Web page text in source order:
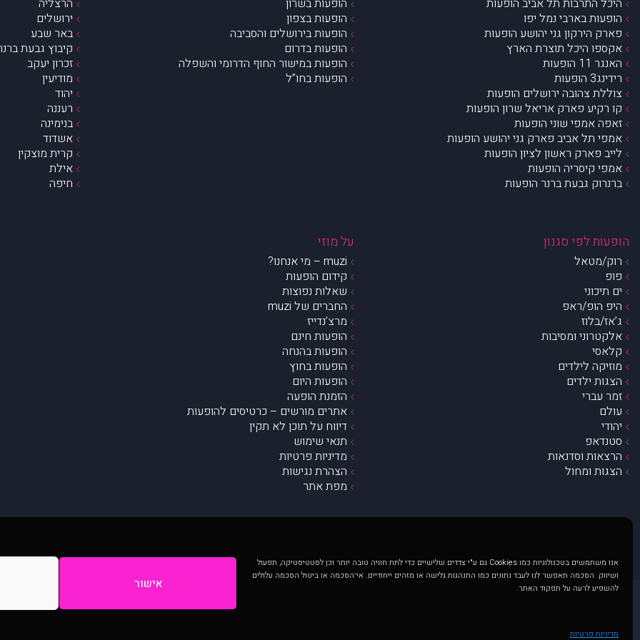
אנו משתמשים בטכנולוגיות כמו Cookies גם ע"י צדדים שלישיים כדי לתת חוויה טובה יותר וכן לסטטיסטיקה, תפעול
ושיווק. הסכמה תאפשר לנו לעבד נתונים כמו התנהגות גלישה או מזהים ייחודיים. אי־הסכמה או ביטול הסכמה עלולים
להשפיע לרעה על תפקוד האתר.
אישור
מדיניות פרטיות
היכל התרבות תל אביב הופעות
הופעות בארבי נמל יפו
פארק הירקון גני יהושע הופעות
אקספו היכל תוצרת הארץ
האנגר 11 הופעות
רידינג3 הופעות
צוללת צהובה ירושלים הופעות
קו רקיע פארק אריאל שרון הופעות
זאפה אמפי שוני הופעות
אמפי תל אביב פארק גני יהושע הופעות
לייב פארק ראשון לציון הופעות
אמפי קיסריה הופעות
ברנרוק גבעת ברנר הופעות
הופעות בשרון
הופעות בצפון
הופעות בירושלים והסביבה
הופעות בדרום
הופעות במישור החוף הדרומי והשפלה
הופעות בחו”ל
הרצליה
ירושלים
באר שבע
קיבוץ גבעת
זכרון יעקב
מודיעין
יהוד
רעננה
בנימינה
אשדוד
קרית מוצקין
אילת
חיפה
הופעות לפי סגנון
רוק/מטאל
פופ
ים תיכוני
היפ הופ/ראפ
ג’אז/בלוז
אלקטרוני ומסיבות
קלאסי
מוזיקה לילדים
הצגות ילדים
זמר עברי
עולם
יהודי
סטנדאפ
הרצאות וסדנאות
הצגות ומחול
על מוזי
muzi – מי אנחנו?
קידום הופעות
שאלות נפוצות
החברים של muzi
מרצ’נדייז
הופעות חינם
הופעות בהנחה
הופעות בחוץ
הופעות היום
הזמנת הופעה
אתרים מורשים – כרטיסים להופעות
דיווח על תוכן לא תקין
תנאי שימוש
מדיניות פרטיות
הצהרת נגישות
מפת אתר